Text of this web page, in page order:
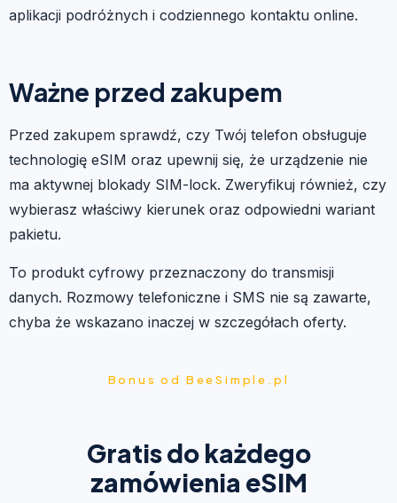
aplikacji podróżnych i codziennego kontaktu online.
Ważne przed zakupem
Przed zakupem sprawdź, czy Twój telefon obsługuje
technologię eSIM oraz upewnij się, że urządzenie nie
ma aktywnej blokady SIM-lock. Zweryfikuj również, czy
wybierasz właściwy kierunek oraz odpowiedni wariant
pakietu.
To produkt cyfrowy przeznaczony do transmisji
danych. Rozmowy telefoniczne i SMS nie są zawarte,
chyba że wskazano inaczej w szczegółach oferty.
Bonus od BeeSimple.pl
Gratis do każdego
zamówienia eSIM